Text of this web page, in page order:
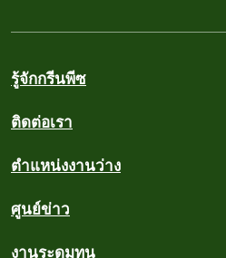
รู้จักกรีนพีซ
ติดต่อเรา
ตำแหน่งงานว่าง
ศูนย์ข่าว
งานระดมทุน